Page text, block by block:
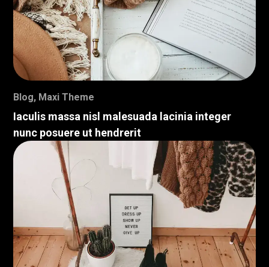
Blog, Maxi Theme
Iaculis massa nisl malesuada lacinia integer
nunc posuere ut hendrerit